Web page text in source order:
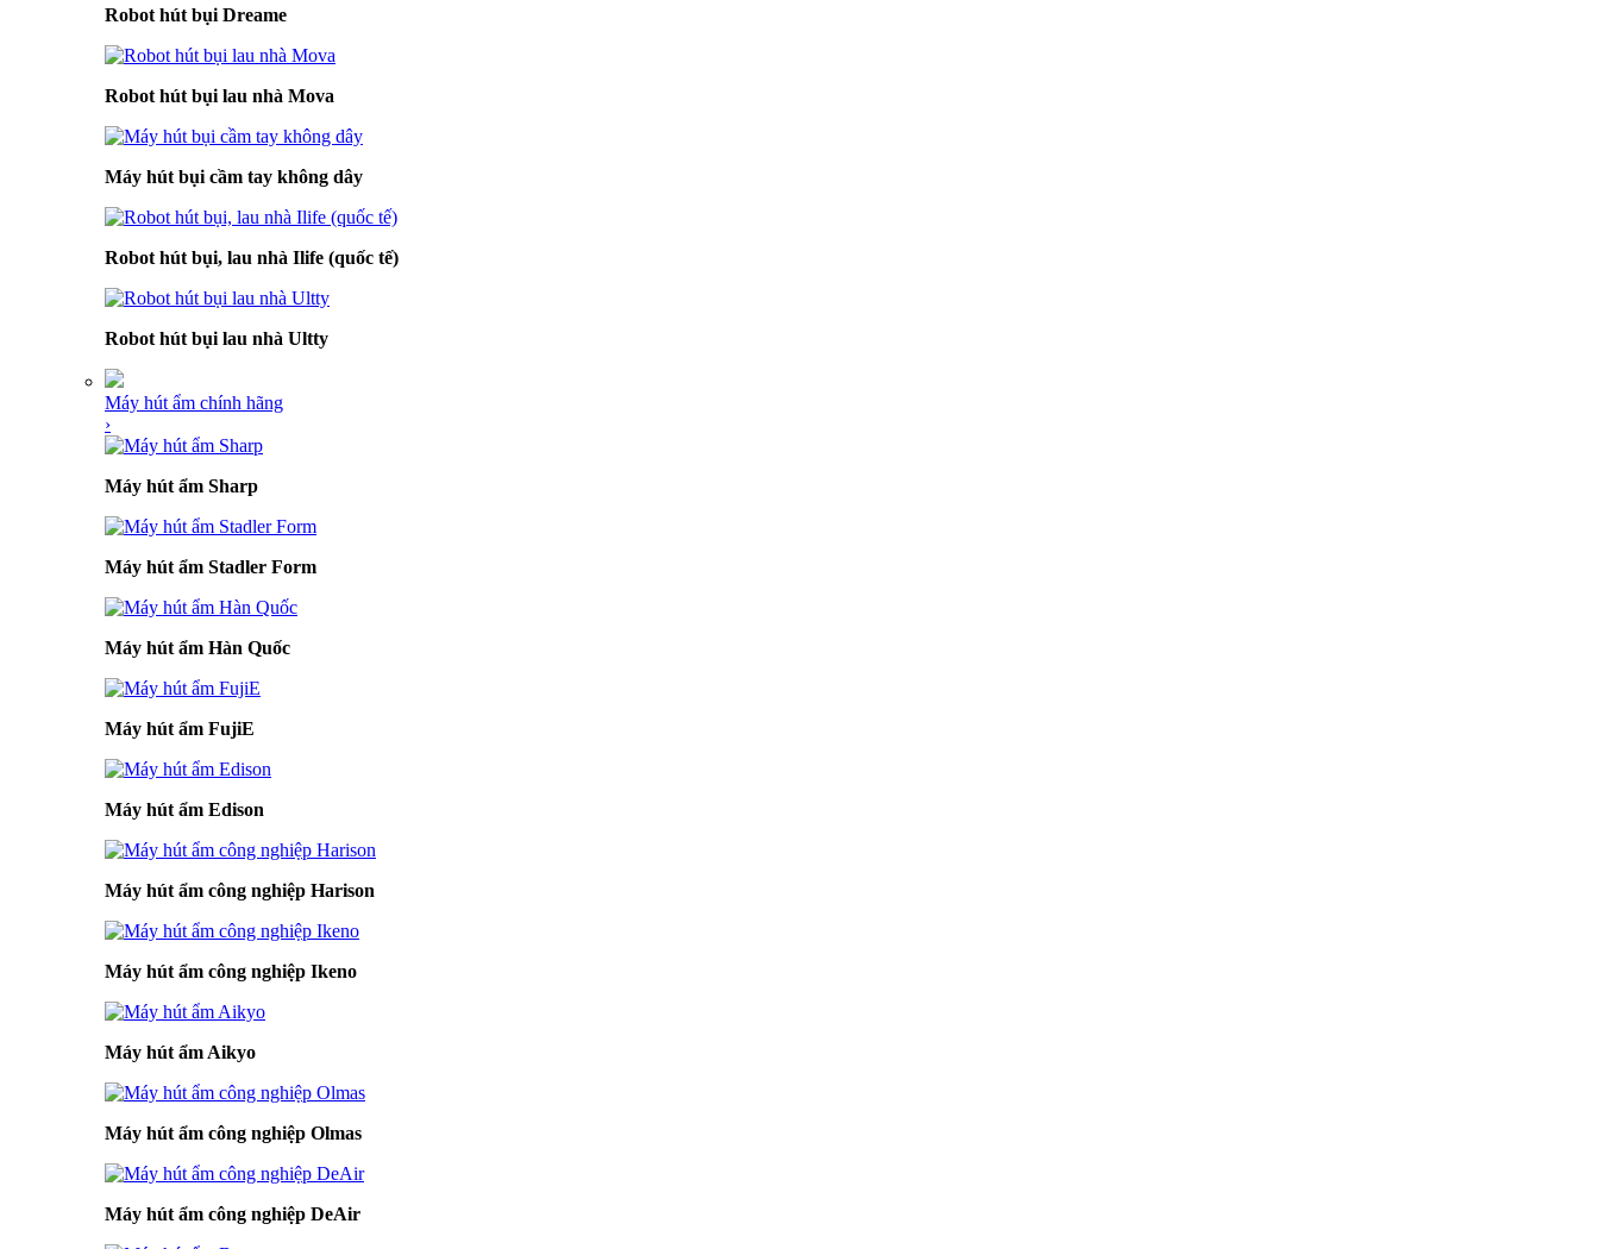
Robot hút bụi Dreame
Robot hút bụi lau nhà Mova
Máy hút bụi cầm tay không dây
Robot hút bụi, lau nhà Ilife (quốc tế)
Robot hút bụi lau nhà Ultty
Máy hút ẩm chính hãng
›
Máy hút ẩm Sharp
Máy hút ẩm Stadler Form
Máy hút ẩm Hàn Quốc
Máy hút ẩm FujiE
Máy hút ẩm Edison
Máy hút ẩm công nghiệp Harison
Máy hút ẩm công nghiệp Ikeno
Máy hút ẩm Aikyo
Máy hút ẩm công nghiệp Olmas
Máy hút ẩm công nghiệp DeAir